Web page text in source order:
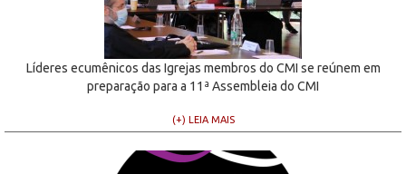
Líderes ecumênicos das Igrejas membros do CMI se reúnem em
preparação para a 11ª Assembleia do CMI
(+) LEIA MAIS